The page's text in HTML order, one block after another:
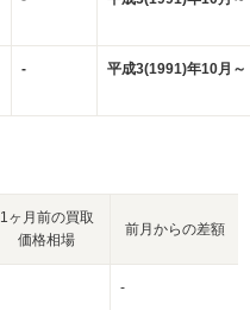
- 平成3(1991)年10月～
1ヶ月前の買取
価格相場
前月からの差額
-